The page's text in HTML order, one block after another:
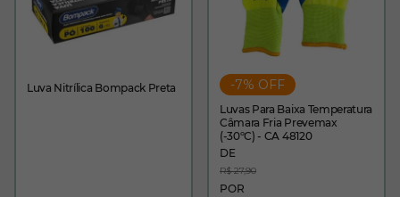
Luva Nitrílica Bompack Preta -7% OFF
Luvas Para Baixa Temperatura
Câmara Fria Prevemax
(-30ºC) - CA 48120
R$ 27,90